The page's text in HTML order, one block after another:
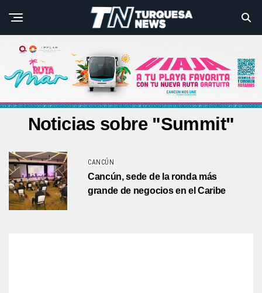
Noticias sobre "Summit"
CANCÚN
Cancún, sede de la ronda más
grande de negocios en el Caribe